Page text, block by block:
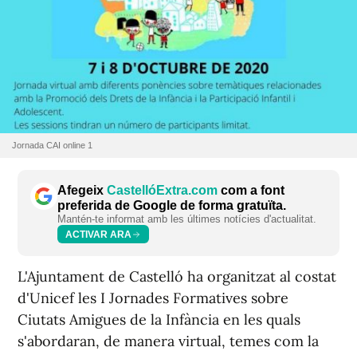
Jornada CAI online 1
Afegeix CastellóExtra.com com a font
preferida de Google de forma gratuïta.
Mantén-te informat amb les últimes notícies d'actualitat.
ACTIVAR ARA
L'Ajuntament de Castelló ha organitzat al costat
d'Unicef les I Jornades Formatives sobre
Ciutats Amigues de la Infància en les quals
s'abordaran, de manera virtual, temes com la